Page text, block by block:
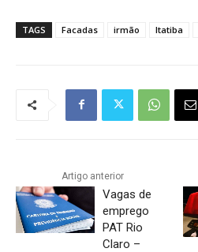
TAGS Facadas irmão Itatiba
Artigo anterior
Vagas de
emprego
PAT Rio
Claro –